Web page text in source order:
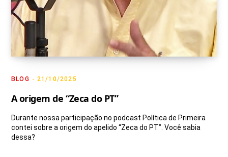
BLOG 21/10/2025
A origem de “Zeca do PT”
Durante nossa participação no podcast Política de Primeira
contei sobre a origem do apelido “Zeca do PT”. Você sabia
dessa?